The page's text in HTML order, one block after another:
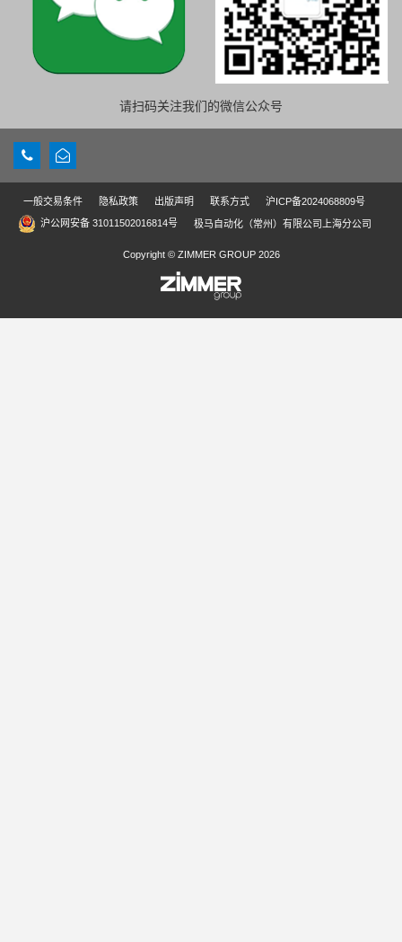
请扫码关注我们的微信公众号
一般交易条件 隐私政策 出版声明 联系方式
沪ICP备2024068809号
沪公网安备 31011502016814号
极马自动化（常州）有限公司上海分公司
Copyright © ZIMMER GROUP 2026